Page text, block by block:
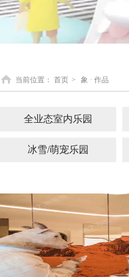
当前位置： 首页 > 象 · 作品
全业态室内乐园
冰雪/萌宠乐园